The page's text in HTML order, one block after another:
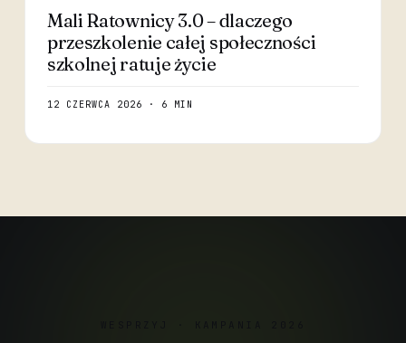
Mali Ratownicy 3.0 – dlaczego
przeszkolenie całej społeczności
szkolnej ratuje życie
12 CZERWCA 2026 · 6 MIN